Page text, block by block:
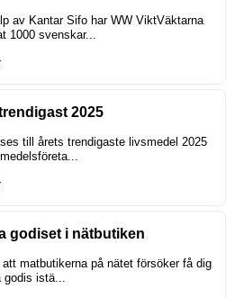
av Kantar Sifo har WW ViktVäktarna
1000 svenskar...
2025
till årets trendigaste livsmedel 2025
godiset i nätbutiken
matbutikerna på nätet försöker få dig
godis istä...